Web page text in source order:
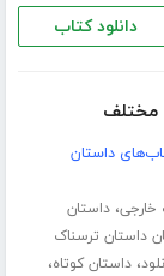
دانلود کتاب
مختلف
داستان
خارجی،داستان
داستان ترسناک
،داستان کوتاه،